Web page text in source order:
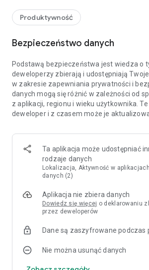
Produktywność
Bezpieczeństwo danych
Podstawą bezpieczeństwa jest wiedza o
deweloperzy zbierają i udostępniają
w zakresie zapewniania prywatności i
danych mogą się różnić w zależności od
z aplikacji, regionu i wieku użytkownika.
deweloper i z czasem może je
Ta aplikacja może udostępniać
rodzaje danych
Lokalizacja, Aktywność w
danych (2)
Aplikacja nie zbiera danych
Dowiedz się więcej o deklarowaniu
przez deweloperów
Dane są zaszyfrowane podczas
Nie można usunąć danych